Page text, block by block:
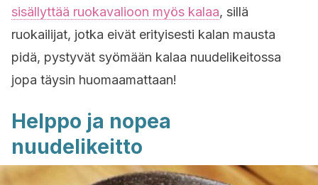
sisällyttää ruokavalioon myös kalaa, sillä
ruokailijat, jotka eivät erityisesti kalan mausta
pidä, pystyvät syömään kalaa nuudelikeitossa
jopa täysin huomaamattaan!
Helppo ja nopea
nuudelikeitto